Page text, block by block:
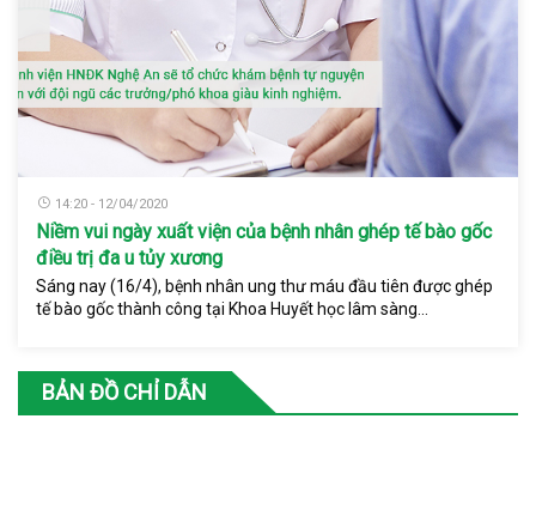
14:20 - 12/04/2020
Niềm vui ngày xuất viện của bệnh nhân ghép tế bào gốc
điều trị đa u tủy xương
Sáng nay (16/4), bệnh nhân ung thư máu đầu tiên được ghép
tế bào gốc thành công tại Khoa Huyết học lâm sàng...
BẢN ĐỒ CHỈ DẪN